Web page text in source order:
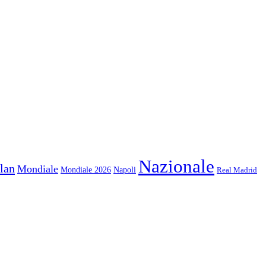
Mondiale Mondiale 2026 Napoli Nazionale Real Madrid